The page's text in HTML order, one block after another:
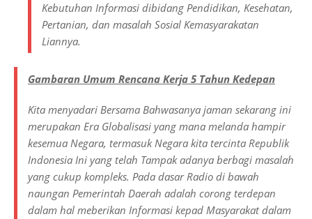
Kebutuhan Informasi dibidang Pendidikan, Kesehatan,
Pertanian, dan masalah Sosial Kemasyarakatan
Liannya.
Gambaran Umum Rencana Kerja 5 Tahun Kedepan
Kita menyadari Bersama Bahwasanya jaman sekarang ini
merupakan Era Globalisasi yang mana melanda hampir
kesemua Negara, termasuk Negara kita tercinta Republik
Indonesia Ini yang telah Tampak adanya berbagi masalah
yang cukup kompleks. Pada dasar Radio di bawah
naungan Pemerintah Daerah adalah corong terdepan
dalam hal meberikan Informasi kepad Masyarakat dalam